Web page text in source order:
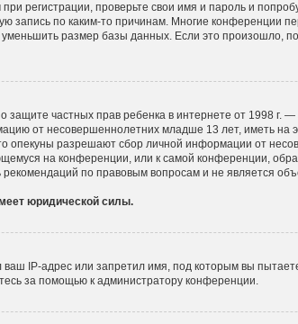
регистрации, проверьте свои имя и пароль и
запись по каким-то причинам. Многие конференции
размер базы данных. Если это произошло,
защите частных прав ребенка в интернете от 1998 г.
от несовершеннолетних младше 13 лет, иметь на
опекуны разрешают сбор личной информации от
на конференции, или к самой конференции,
по правовым вопросам и не является
юридической силы.
IP-адрес или запретил имя, под которым вы
за помощью к администратору конференции.